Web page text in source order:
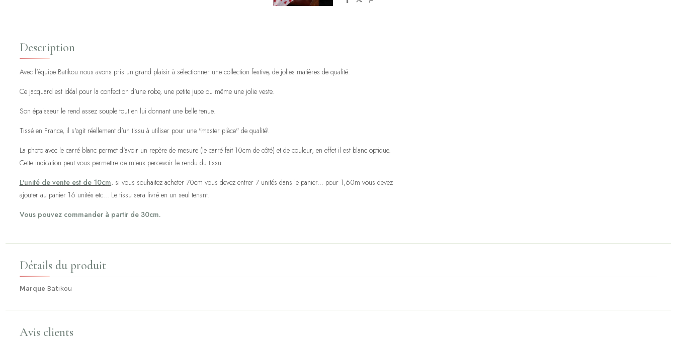
Description
Avec l'équipe Batikou nous avons pris un grand plaisir à sélectionner une collection festive, de jolies matières de qualité.
Ce jacquard est idéal pour la confection d'une robe, une petite jupe ou même une jolie veste.
Son épaisseur le rend assez souple tout en lui donnant une belle tenue.
Tissé en France, il s'agit réellement d'un tissu à utiliser pour une "master pièce" de qualité!
La photo avec le carré blanc permet d'avoir un repère de mesure (le carré fait 10cm de côté) et de couleur, en effet il est blanc optique.
Cette indication peut vous permettre de mieux percevoir le rendu du tissu.
L'unité de vente est de 10cm, si vous souhaitez acheter 70cm vous devez entrer 7 unités dans le panier... pour 1,60m vous devez
ajouter au panier 16 unités etc... Le tissu sera livré en un seul tenant.
Vous pouvez commander à partir de 30cm.
Détails du produit
Marque Batikou
Avis clients